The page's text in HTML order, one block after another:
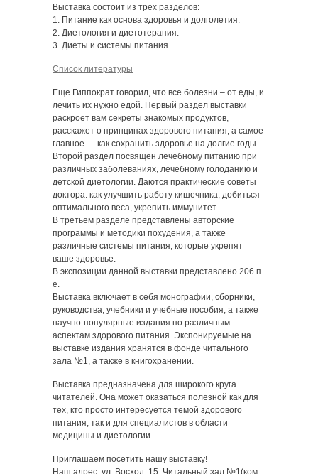
Выставка состоит из трех разделов:
1. Питание как основа здоровья и долголетия.
2. Диетология и диетотерапия.
3. Диеты и системы питания.
Список литературы
Еще Гиппократ говорил, что все болезни – от еды, и
лечить их нужно едой. Первый раздел выставки
раскроет вам секреты знакомых продуктов,
расскажет о принципах здорового питания, а самое
главное — как сохранить здоровье на долгие годы.
Второй раздел посвящен лечебному питанию при
различных заболеваниях, лечебному голоданию и
детской диетологии. Даются практические советы
доктора: как улучшить работу кишечника, добиться
оптимального веса, укрепить иммунитет.
В третьем разделе представлены авторские
программы и методики похудения, а также
различные системы питания, которые укрепят
ваше здоровье.
В экспозиции данной выставки представлено 206 п.
е.
Выставка включает в себя монографии, сборники,
руководства, учебники и учебные пособия, а также
научно-популярные издания по различным
аспектам здорового питания. Экспонируемые на
выставке издания хранятся в фонде читального
зала №1, а также в книгохранении.
Выставка предназначена для широкого круга
читателей. Она может оказаться полезной как для
тех, кто просто интересуется темой здорового
питания, так и для специалистов в области
медицины и диетологии.
Приглашаем посетить нашу выставку!
Наш адрес: ул. Восход, 15. Читальный зал №1(ком.